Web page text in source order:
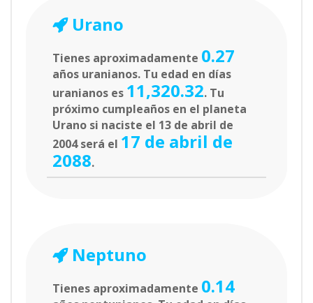
Urano
Tienes aproximadamente 0.27
años uranianos. Tu edad en días
uranianos es 11,320.32. Tu
próximo cumpleaños en el planeta
Urano si naciste el 13 de abril de
2004 será el 17 de abril de
2088.
Neptuno
Tienes aproximadamente 0.14